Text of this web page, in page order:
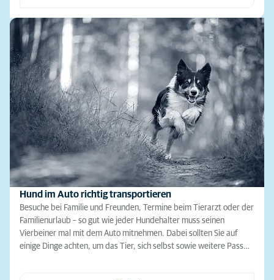
Hund im Auto richtig transportieren
Besuche bei Familie und Freunden, Termine beim Tierarzt oder der
Familienurlaub – so gut wie jeder Hundehalter muss seinen
Vierbeiner mal mit dem Auto mitnehmen. Dabei sollten Sie auf
einige Dinge achten, um das Tier, sich selbst sowie weitere Pass…